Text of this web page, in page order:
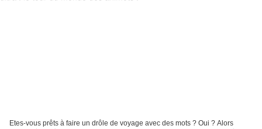
Etes-vous prêts à faire un drôle de voyage avec des mots ? Oui ? Alors